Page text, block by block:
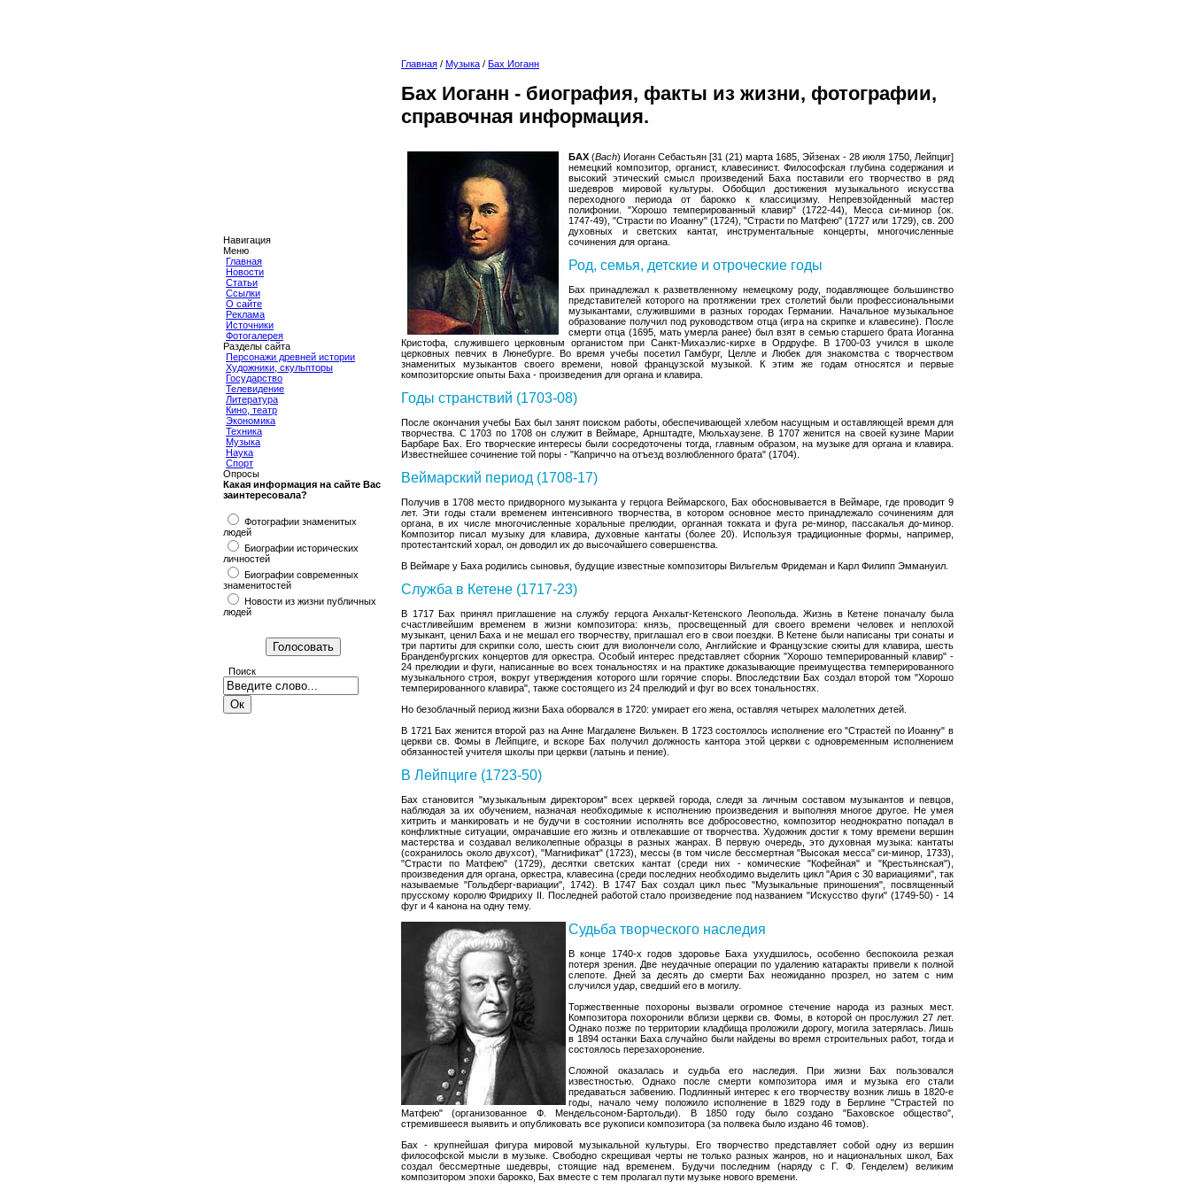
Навигация
Меню
Главная
Новости
Статьи
Ссылки
О сайте
Реклама
Источники
Фотогалерея
Разделы сайта
Персонажи древней истории
Художники, скульпторы
Государство
Телевидение
Литература
Кино, театр
Экономика
Техника
Музыка
Наука
Спорт
Опросы
Какая информация на сайте Вас
заинтересовала?
Фотографии знаменитых
людей
Биографии исторических
личностей
Биографии современных
знаменитостей
Новости из жизни публичных
людей
Поиск
Главная / Музыка / Бах Иоганн
Бах Иоганн - биография, факты из жизни, фотографии,
справочная информация.
БАХ (Bach) Иоганн Себастьян [31 (21) марта 1685, Эйзенах - 28 июля 1750, Лейпциг]
немецкий композитор, органист, клавесинист. Философская глубина содержания и
высокий этический смысл произведений Баха поставили его творчество в ряд
шедевров мировой культуры. Обобщил достижения музыкального искусства
переходного периода от барокко к классицизму. Непревзойденный мастер
полифонии. "Хорошо темперированный клавир" (1722-44), Месса си-минор (ок.
1747-49), "Страсти по Иоанну" (1724), "Страсти по Матфею" (1727 или 1729), св. 200
духовных и светских кантат, инструментальные концерты, многочисленные
сочинения для органа.
Род, семья, детские и отроческие годы
Бах принадлежал к разветвленному немецкому роду, подавляющее большинство
представителей которого на протяжении трех столетий были профессиональными
музыкантами, служившими в разных городах Германии. Начальное музыкальное
образование получил под руководством отца (игра на скрипке и клавесине). После
смерти отца (1695, мать умерла ранее) был взят в семью старшего брата Иоганна
Кристофа, служившего церковным органистом при Санкт-Михаэлис-кирхе в Ордруфе. В 1700-03 учился в школе
церковных певчих в Люнебурге. Во время учебы посетил Гамбург, Целле и Любек для знакомства с творчеством
знаменитых музыкантов своего времени, новой французской музыкой. К этим же годам относятся и первые
композиторские опыты Баха - произведения для органа и клавира.
Годы странствий (1703-08)
После окончания учебы Бах был занят поиском работы, обеспечивающей хлебом насущным и оставляющей время для
творчества. С 1703 по 1708 он служит в Веймаре, Арнштадте, Мюльхаузене. В 1707 женится на своей кузине Марии
Барбаре Бах. Его творческие интересы были сосредоточены тогда, главным образом, на музыке для органа и клавира.
Известнейшее сочинение той поры - "Каприччо на отъезд возлюбленного брата" (1704).
Веймарский период (1708-17)
Получив в 1708 место придворного музыканта у герцога Веймарского, Бах обосновывается в Веймаре, где проводит 9
лет. Эти годы стали временем интенсивного творчества, в котором основное место принадлежало сочинениям для
органа, в их числе многочисленные хоральные прелюдии, органная токката и фуга ре-минор, пассакалья до-минор.
Композитор писал музыку для клавира, духовные кантаты (более 20). Используя традиционные формы, например,
протестантский хорал, он доводил их до высочайшего совершенства.
В Веймаре у Баха родились сыновья, будущие известные композиторы Вильгельм Фридеман и Карл Филипп Эммануил.
Служба в Кетене (1717-23)
В 1717 Бах принял приглашение на службу герцога Анхальт-Кетенского Леопольда. Жизнь в Кетене поначалу была
счастливейшим временем в жизни композитора: князь, просвещенный для своего времени человек и неплохой
музыкант, ценил Баха и не мешал его творчеству, приглашал его в свои поездки. В Кетене были написаны три сонаты и
три партиты для скрипки соло, шесть сюит для виолончели соло, Английские и Французские сюиты для клавира, шесть
Бранденбургских концертов для оркестра. Особый интерес представляет сборник "Хорошо темперированный клавир" -
24 прелюдии и фуги, написанные во всех тональностях и на практике доказывающие преимущества темперированного
музыкального строя, вокруг утверждения которого шли горячие споры. Впоследствии Бах создал второй том "Хорошо
темперированного клавира", также состоящего из 24 прелюдий и фуг во всех тональностях.
Но безоблачный период жизни Баха оборвался в 1720: умирает его жена, оставляя четырех малолетних детей.
В 1721 Бах женится второй раз на Анне Магдалене Вилькен. В 1723 состоялось исполнение его "Страстей по Иоанну" в
церкви св. Фомы в Лейпциге, и вскоре Бах получил должность кантора этой церкви с одновременным исполнением
обязанностей учителя школы при церкви (латынь и пение).
В Лейпциге (1723-50)
Бах становится "музыкальным директором" всех церквей города, следя за личным составом музыкантов и певцов,
наблюдая за их обучением, назначая необходимые к исполнению произведения и выполняя многое другое. Не умея
хитрить и манкировать и не будучи в состоянии исполнять все добросовестно, композитор неоднократно попадал в
конфликтные ситуации, омрачавшие его жизнь и отвлекавшие от творчества. Художник достиг к тому времени вершин
мастерства и создавал великолепные образцы в разных жанрах. В первую очередь, это духовная музыка: кантаты
(сохранилось около двухсот), "Магнификат" (1723), мессы (в том числе бессмертная "Высокая месса" си-минор, 1733),
"Страсти по Матфею" (1729), десятки светских кантат (среди них - комические "Кофейная" и "Крестьянская"),
произведения для органа, оркестра, клавесина (среди последних необходимо выделить цикл "Ария с 30 вариациями", так
называемые "Гольдберг-вариации", 1742). В 1747 Бах создал цикл пьес "Музыкальные приношения", посвященный
прусскому королю Фридриху II. Последней работой стало произведение под названием "Искусство фуги" (1749-50) - 14
фуг и 4 канона на одну тему.
Судьба творческого наследия
В конце 1740-х годов здоровье Баха ухудшилось, особенно беспокоила резкая
потеря зрения. Две неудачные операции по удалению катаракты привели к полной
слепоте. Дней за десять до смерти Бах неожиданно прозрел, но затем с ним
случился удар, сведший его в могилу.
Торжественные похороны вызвали огромное стечение народа из разных мест.
Композитора похоронили вблизи церкви св. Фомы, в которой он прослужил 27 лет.
Однако позже по территории кладбища проложили дорогу, могила затерялась. Лишь
в 1894 останки Баха случайно были найдены во время строительных работ, тогда и
состоялось перезахоронение.
Сложной оказалась и судьба его наследия. При жизни Бах пользовался
известностью. Однако после смерти композитора имя и музыка его стали
предаваться забвению. Подлинный интерес к его творчеству возник лишь в 1820-е
годы, начало чему положило исполнение в 1829 году в Берлине "Страстей по
Матфею" (организованное Ф. Мендельсоном-Бартольди). В 1850 году было создано "Баховское общество",
стремившееся выявить и опубликовать все рукописи композитора (за полвека было издано 46 томов).
Бах - крупнейшая фигура мировой музыкальной культуры. Его творчество представляет собой одну из вершин
философской мысли в музыке. Свободно скрещивая черты не только разных жанров, но и национальных школ, Бах
создал бессмертные шедевры, стоящие над временем. Будучи последним (наряду с Г. Ф. Генделем) великим
композитором эпохи барокко, Бах вместе с тем пролагал пути музыке нового времени.